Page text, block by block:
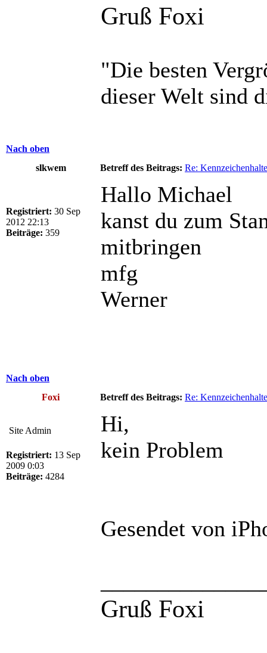
Gruß Foxi
"Die besten
dieser Welt sind
Nach oben
slkwem
Betreff des Beitrags: Re:
Registriert: 30 Sep
2012 22:13
Beiträge: 359
Hallo Michael
kanst du zum
mitbringen
mfg
Werner
Nach oben
Foxi
Betreff des Beitrags: Re:
Site Admin
Registriert: 13 Sep
2009 0:03
Beiträge: 4284
Hi,
kein Problem
Gesendet von
Gruß Foxi